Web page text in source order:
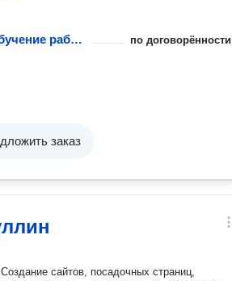
Консультации и обучение работе с компьютерами по договорённости
заказ